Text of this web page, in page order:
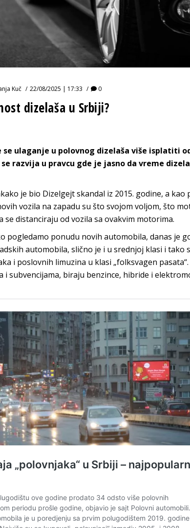
Kuč 22/08/2025 | 17:33 0
dizelaša u Srbiji?
se ulaganje u polovnog dizelaša više isplatiti
razvija u pravcu gde je jasno da vreme
je bio Dizelgejt skandal iz 2015. godine, a kao
vozila na zapadu su što svojom voljom, što
se distanciraju od vozila sa ovakvim motorima.
pogledamo ponudu novih automobila, danas je
automobila, slično je i u srednjoj klasi i tako
i poslovnih limuzina u klasi „folksvagen
i subvencijama, biraju benzince, hibride i